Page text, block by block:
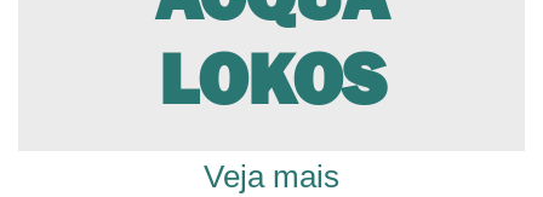
LOKOS
Veja mais